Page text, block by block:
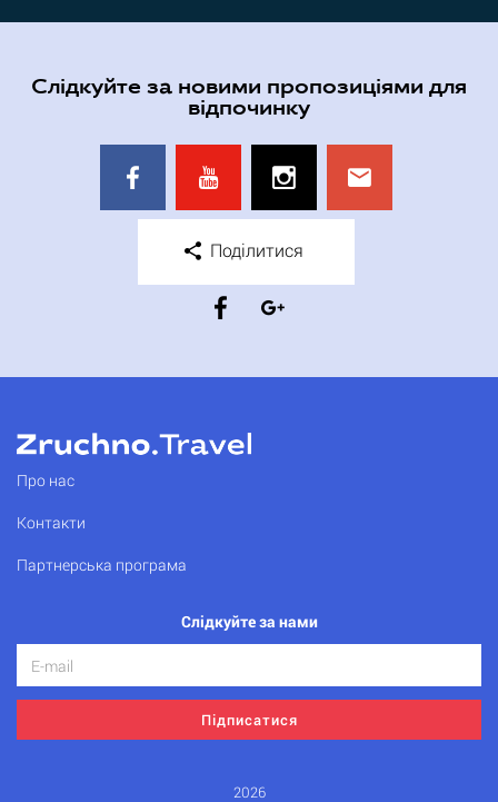
Слідкуйте за новими пропозиціями для
відпочинку
Поділитися
Про нас
Контакти
Партнерська програма
Слідкуйте за нами
Підписатися
2026